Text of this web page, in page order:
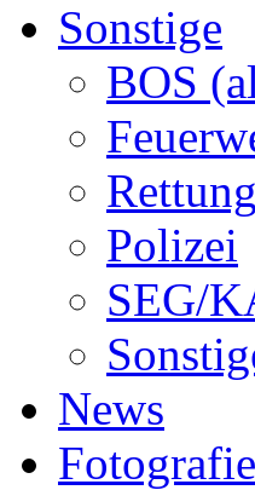
Sonstige
BOS
Polizei
SEG/
News
Fotografie